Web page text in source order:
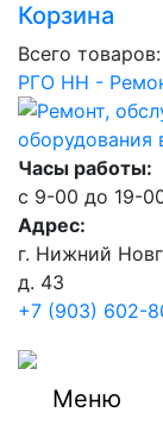
Корзина
Всего товаров:
РГО НН -
Часы работы:
c 9-00 до 19-
Адрес:
г. Нижний
д. 43
+7 (903) 602-
Меню